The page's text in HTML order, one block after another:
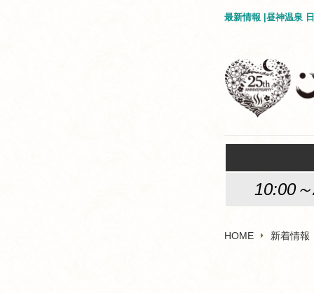
最新情報 |昼神温泉
10:00
HOME 新着情報